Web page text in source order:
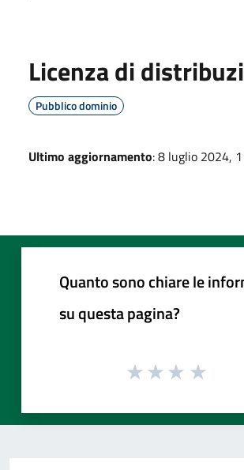
Licenza di
Pubblico dominio
Ultimo aggiornamento: 8 luglio 2024,
Quanto sono chiare le
su questa pagina?